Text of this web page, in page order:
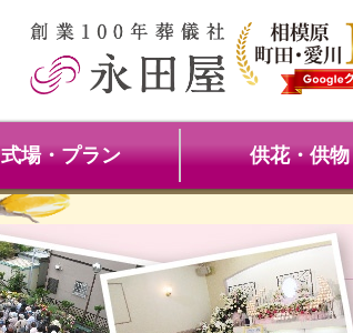
式場・プラン 供花・供物